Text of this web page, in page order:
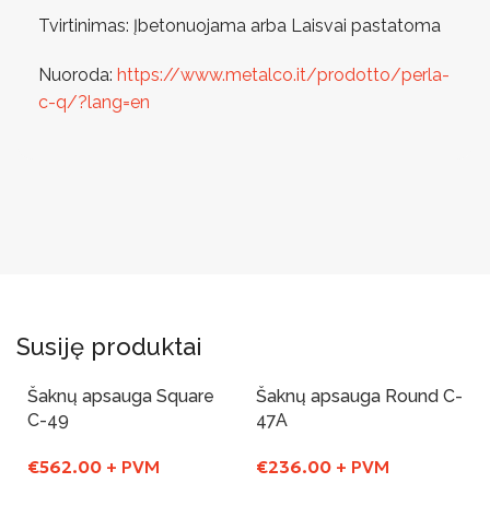
Tvirtinimas: Įbetonuojama arba Laisvai pastatoma
Nuoroda: https://www.metalco.it/prodotto/perla-
c-q/?lang=en
Susiję produktai
Šaknų apsauga Square
C-49
€562.00 + PVM
Šaknų apsauga Round C-
47A
€236.00 + PVM